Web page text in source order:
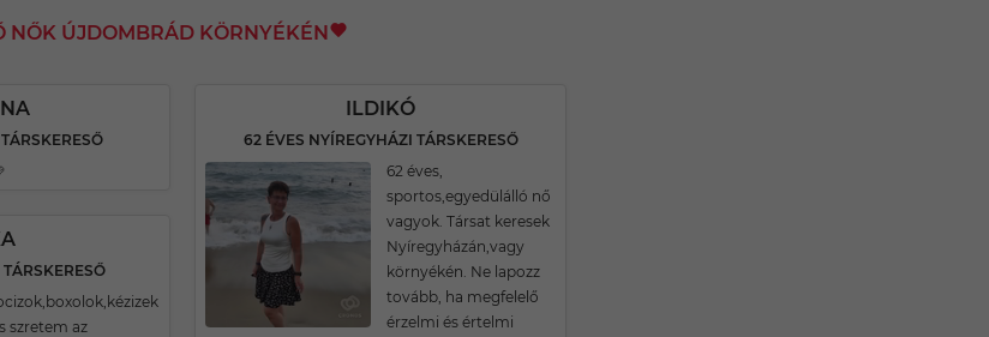
NŐK ÚJDOMBRÁD KÖRNYÉKÉN
szretem az
ILDIKÓ
62 ÉVES NYÍREGYHÁZI TÁRSKERESŐ
62 éves,
sportos,egyedülálló nő
vagyok. Társat keresek
Nyíregyházán,vagy
környékén. Ne lapozz
tovább, ha megfelelő
érzelmi és értelmi